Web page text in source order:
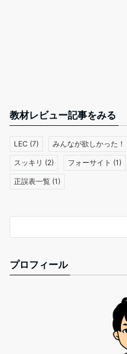
教材レビュー記事をみる
LEC (7) みんなが欲しかった！
スッキリ (2) フォーサイト (1)
正誤表一覧 (1)
プロフィール